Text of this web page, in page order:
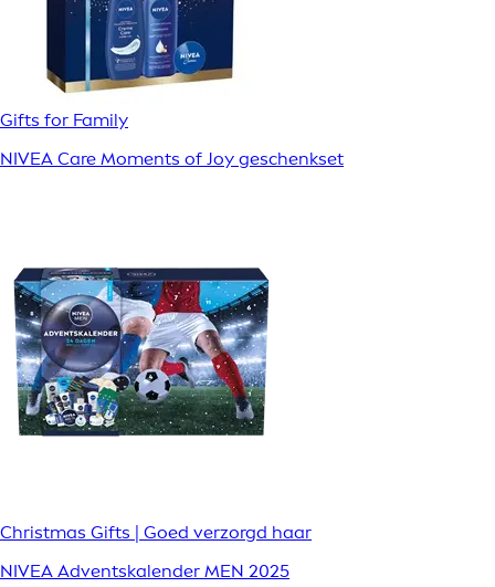
Gifts for Family
NIVEA Care Moments of Joy geschenkset
Christmas Gifts | Goed verzorgd haar
NIVEA Adventskalender MEN 2025